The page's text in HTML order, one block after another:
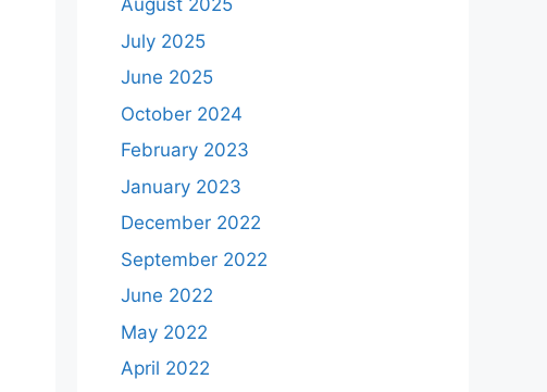
August 2025
July 2025
June 2025
October 2024
February 2023
January 2023
December 2022
September 2022
June 2022
May 2022
April 2022